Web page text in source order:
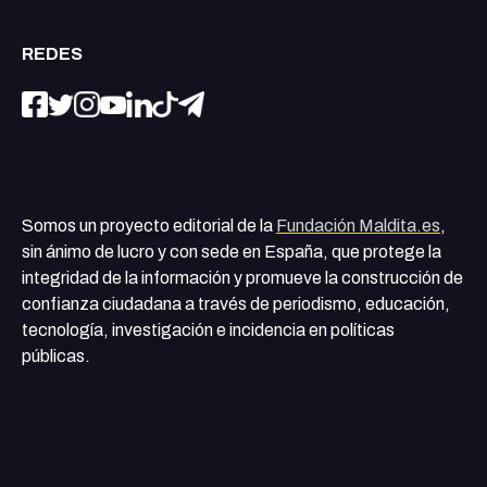
REDES
Somos un proyecto editorial de la Fundación Maldita.es,
sin ánimo de lucro y con sede en España, que protege la
integridad de la información y promueve la construcción de
confianza ciudadana a través de periodismo, educación,
tecnología, investigación e incidencia en políticas
públicas.